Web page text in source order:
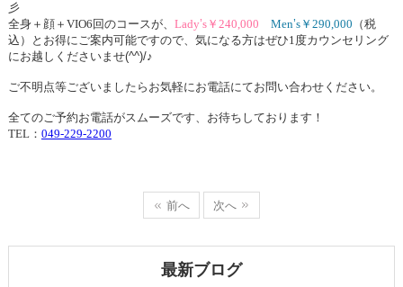
彡
全身＋顔＋ VIO6 回のコースが、 Lady’s￥ 240,000 Men’s￥ 290,000 （税
込）とお得にご案内可能ですので、気になる方はぜひ1度カウンセリング
にお越しくださいませ(^^)/♪
ご不明点等ございましたらお気軽にお電話にてお問い合わせください。
全てのご予約お電話がスムーズです、お待ちしております！
TEL： 049-229-2200
前へ 次へ
最新ブログ